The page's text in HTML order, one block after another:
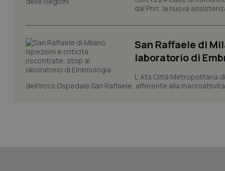
dal Pnrr, la nuova
San Raffaele di
laboratorio di
L’ Ats Città Metropolitana
dell'Irccs Ospedale San Raffaele, afferente alla
tracking-sites-
tracking-enable
tracking-sites-